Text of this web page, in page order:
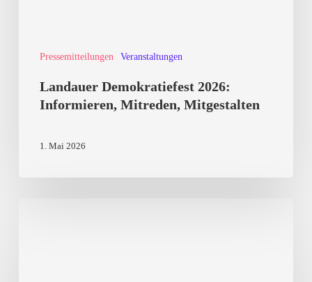
Pressemitteilungen Veranstaltungen
Landauer Demokratiefest 2026:
Informieren, Mitreden, Mitgestalten
1. Mai 2026